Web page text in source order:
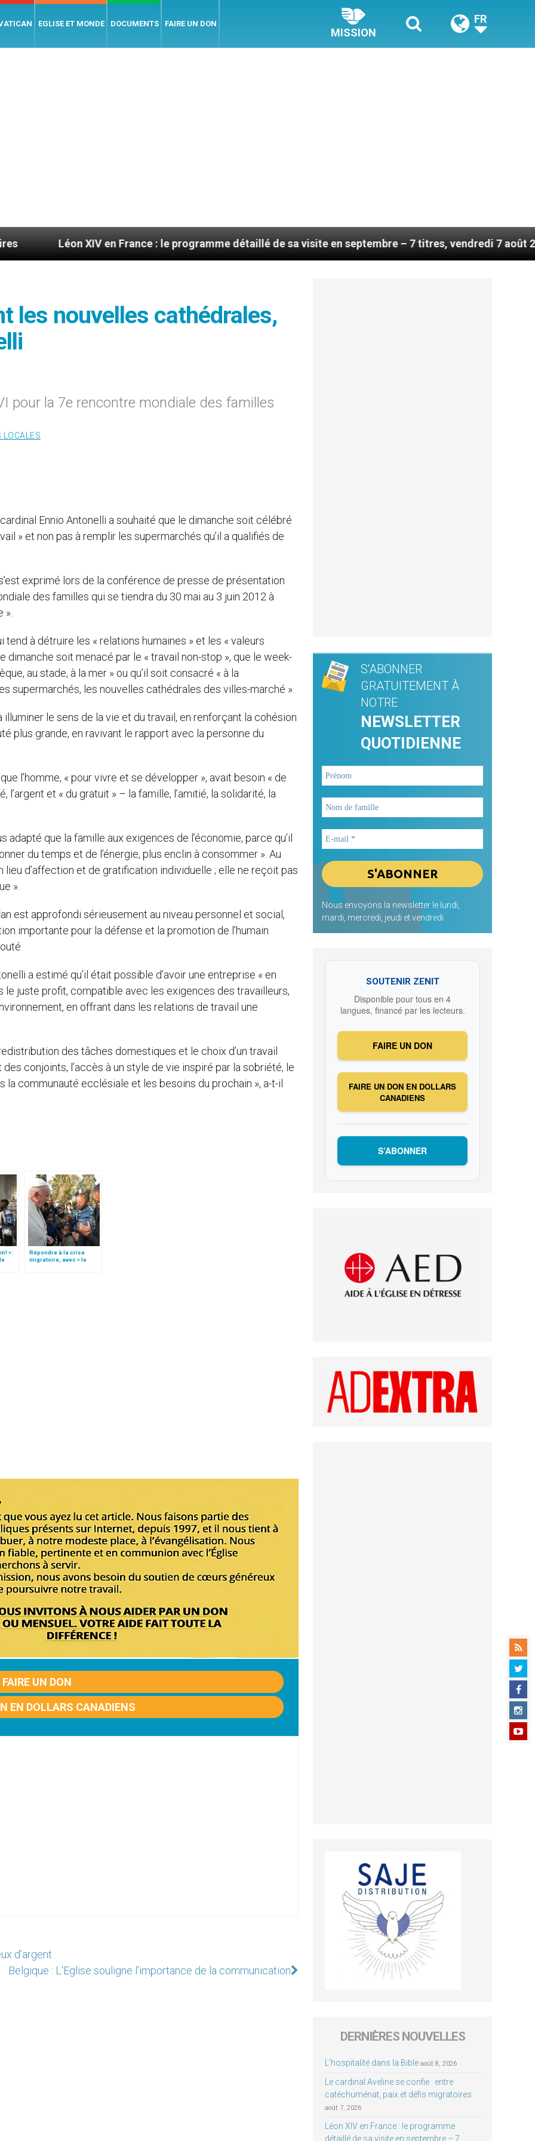
EGLISE ET MONDE DOCUMENTS FAIRE UN DON
MISSION
FR
XIV en France : le programme détaillé de sa visite en septembre – 7 titres, vendredi 7 août 2026
les nouvelles cathédrales,
pour la 7e rencontre mondiale des familles
LOCALES
Ennio Antonelli a souhaité que le dimanche soit célébré
» et non pas à remplir les supermarchés qu’il a qualifiés de
exprimé lors de la conférence de presse de présentation
des familles qui se tiendra du 30 mai au 3 juin 2012 à
».
à détruire les « relations humaines » et les « valeurs
soit menacé par le « travail non-stop », que le week-
au stade, à la mer » ou qu’il soit consacré « à la
supermarchés, les nouvelles cathédrales des villes-marché ».
le sens de la vie et du travail, en renforçant la cohésion
plus grande, en ravivant le rapport avec la personne du
l’homme, « pour vivre et se développer », avait besoin « de
l’argent et « du gratuit » – la famille, l’amitié, la solidarité, la
que la famille aux exigences de l’économie, parce qu’il
du temps et de l’énergie, plus enclin à consommer ». Au
d’affection et de gratification individuelle ; elle ne reçoit pas
».
est approfondi sérieusement au niveau personnel et social,
importante pour la défense et la promotion de l’humain
a estimé qu’il était possible d’avoir une entreprise « en
le juste profit, compatible avec les exigences des travailleurs,
en offrant dans les relations de travail une
des tâches domestiques et le choix d’un travail
conjoints, l’accès à un style de vie inspiré par la sobriété, le
la communauté ecclésiale et les besoins du prochain », a-t-il
»:
Répondre à la crise
migratoire, avec « le
FAIRE UN DON
EN DOLLARS CANADIENS
d’argent
Belgique : L'Eglise souligne l'importance de la communication
S'ABONNER
GRATUITEMENT À
NOTRE
NEWSLETTER
QUOTIDIENNE
Nous envoyons la newsletter le lundi,
mardi, mercredi, jeudi et vendredi
SOUTENIR ZENIT
Disponible pour tous en 4
langues, financé par les lecteurs.
FAIRE UN DON
FAIRE UN DON EN DOLLARS
CANADIENS
S’ABONNER
DERNIÈRES NOUVELLES
L’hospitalité dans la Bible août 8, 2026
Le cardinal Aveline se confie : entre
catéchuménat, paix et défis migratoires
août 7, 2026
Léon XIV en France : le programme
détaillé de sa visite en septembre – 7